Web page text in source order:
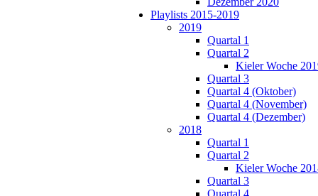
Playlists 2015-2019
2019
Quartal 1
Quartal 2
Kieler Woche
Quartal 3
Quartal 4 (Oktober)
Quartal 4 (November)
Quartal 4 (Dezember)
2018
Quartal 1
Quartal 2
Kieler Woche
Quartal 3
Quartal 4